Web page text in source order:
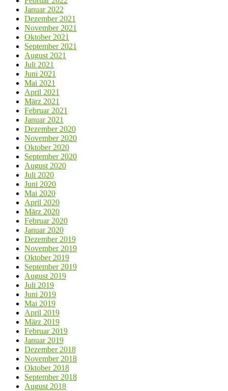
Januar 2022
Dezember 2021
November 2021
Oktober 2021
September 2021
August 2021
Juli 2021
Juni 2021
Mai 2021
April 2021
März 2021
Februar 2021
Januar 2021
Dezember 2020
November 2020
Oktober 2020
September 2020
August 2020
Juli 2020
Juni 2020
Mai 2020
April 2020
März 2020
Februar 2020
Januar 2020
Dezember 2019
November 2019
Oktober 2019
September 2019
August 2019
Juli 2019
Juni 2019
Mai 2019
April 2019
März 2019
Februar 2019
Januar 2019
Dezember 2018
November 2018
Oktober 2018
September 2018
August 2018